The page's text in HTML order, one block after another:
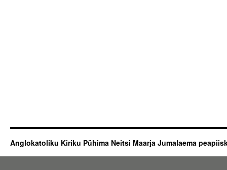
Anglokatoliku Kiriku Pühima Neitsi Maarja Jumalaema